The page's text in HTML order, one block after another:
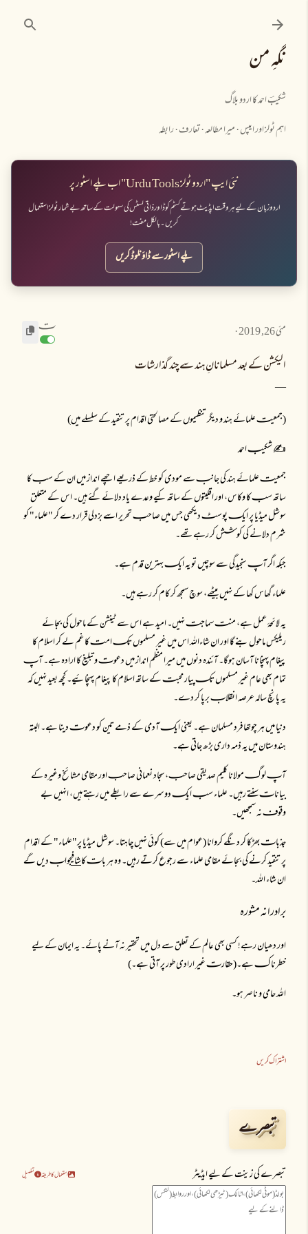
نگہِ من
شکیبؔ احمد کا اردو بلاگ
اہم ٹولز اور ایپس میرا مطالعہ تعارف رابطہ
نئی ایپ "اردو ٹولز Urdu Tools" اب پلے اسٹور پر
اردو زبان کے لیے ہر وقت اپڈیٹ ہوتے کسٹم کوڈ اور ذاتی لسٹس کی سہولت کے ساتھ بے شمار ٹولز استعمال
کریں۔ بالکل مفت!
پلے اسٹور سے ڈاؤنلوڈ کریں
مئی 26, 2019 تـ
الیکشن کے بعد مسلمانانِ ہند سے چند گذارشات
(جمعیتـ علمائے ہند و دیگر تنظیموں کے مصالحتی اقدام پر تنقید کے سلسلے میں)
✍ شکیبـ احمد
جمعیتـ علمائے ہند کی جانبـ سے مودی کو خط کے ذریعے اچھے انداز میں ان کے سبـ کا
ساتھ سبـ کا وکاس، اور اقلیتوں کے ساتھ کیے وعدے یاد دلائے گئے ہیں۔ اس کے متعلق
سوشل میڈیا پر ایکـ پوسٹـ دیکھی جس میں صاحبـ تحریر اسے بزدلی قرار دے کر "علماء" کو
شرم دلانے کی کوشش کر رہے تھے۔
جبکہ اگر آپـ سنجیدگی سے سوچیں تو یہ ایکـ بہترین قدم ہے۔
علماء گھاس کھا کے نہیں بیٹھے، سوچ سمجھ کر کام کر رہے ہیں۔
یہ لائحۂ عمل ہے، منتـ سماجتـ نہیں۔ امید ہے اس سے ٹینشن کے ماحول کی بجائے
ریلیکس ماحول بنے گا اور ان شاءاللہ اس میں غیر مسلموں تکـ امتـ کا غم لے کر اسلام کا
پیغام پہنچانا آسان ہوگا۔ آئندہ دنوں میں میرا منظم انداز میں دعوتـ و تبلیغ کا ارادہ ہے۔ آپـ
تمام بھی عام غیر مسلموں تکـ پیار محبتـ کے ساتھ اسلام کا پیغام پہنچائیے۔ کچھ بعید نہیں کہ
یہ پانچ سالہ عرصہ انقلابـ برپا کر دے۔
دنیا میں ہر چوتھا فرد مسلمان ہے۔ یعنی ایکـ آدمی کے ذمے تین کو دعوتـ دینا ہے۔ البتہ
ہندوستان میں یہ ذمہ داری بڑھ جاتی ہے۔
آپـ لوگـ مولانا کلیم صدیقی صاحبـ، سجاد نعمانی صاحبـ اور مقامی مشائخ وغیرہ کے
بیاناتـ سنتے رہیں۔ علماء سبـ ایکـ دوسرے سے رابطے میں رہتے ہیں، انہیں بے
وقوفـ نہ سمجھیں۔
جذباتـ بھڑکا کر دنگے کروانا (عوام میں سے) کوئی نہیں چاہتا۔ سوشل میڈیا پر"علماء" کے اقدام
پر تنقید کرنے کی بجائے مقامی علماء سے رجوع کرتے رہیں۔ وہ ہر باتـ کاشافیجوابـ دیں گے
ان شاء اللہ۔
برادرانہ مشورہ
اور دھیان رہے! کسی بھی عالم کے تعلق سے دل میں تحقیر نہ آنے پائے۔ یہ ایمان کے لیے
خطرناکـ ہے۔(حقارتـ غیر ارادی طور پر آتی ہے۔)
اللہ حامی و ناصر ہو۔
اشتراک کریں
تبصرے
تبصرے کی زینت کے لیے ایڈیٹر استعمال کا طریقہ تفصیل